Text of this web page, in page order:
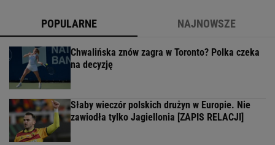
POPULARNE NAJNOWSZE
Chwalińska znów zagra w Toronto? Polka czeka
na decyzję
Słaby wieczór polskich drużyn w Europie. Nie
zawiodła tylko Jagiellonia [ZAPIS RELACJI]